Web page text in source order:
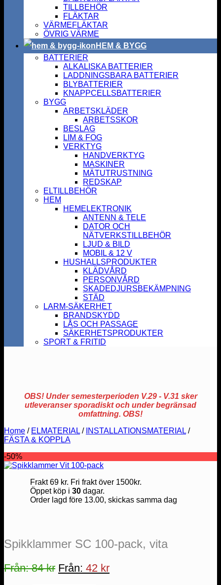
TILLBEHÖR
FLÄKTAR
VÄRMEFLÄKTAR
ÖVRIG VÄRME
HEM & BYGG
BATTERIER
ALKALISKA BATTERIER
LADDNINGSBARA BATTERIER
BLYBATTERIER
KNAPPCELLSBATTERIER
BYGG
ARBETSKLÄDER
ARBETSSKOR
BESLAG
LIM & FOG
VERKTYG
HANDVERKTYG
MASKINER
MÄTUTRUSTNING
REDSKAP
ELTILLBEHÖR
HEM
HEMELEKTRONIK
ANTENN & TELE
DATOR OCH
NÄTVERKSTILLBEHÖR
LJUD & BILD
MOBIL & 12 V
HUSHALLSPRODUKTER
KLÄDVÅRD
PERSONVÅRD
SKADEDJURSBEKÄMPNING
STÄD
LARM-SÄKERHET
BRANDSKYDD
LÅS OCH PASSAGE
SÄKERHETSPRODUKTER
SPORT & FRITID
OBS! Under semesterperioden V.29 - V.31 sker
utleveranser sporadiskt och under begränsad
omfattning. OBS!
Home / ELMATERIAL / INSTALLATIONSMATERIAL /
FÄSTA & KOPPLA
-50%
Frakt 69 kr. Fri frakt över 1500kr.
Öppet köp i 30dagar.
Order lagd före 13.00, skickas samma dag
Spikklammer SC 100-pack, vita
Från:84kr Från: 42 kr